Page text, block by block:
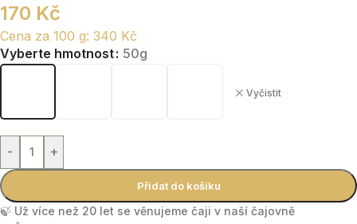
170 Kč
Cena za 100 g: 340 Kč
Vyberte hmotnost 50g
Vyčistit
- +
Přidat do košíku
🍃 Už více než 20 let se věnujeme čaji v naší čajovně